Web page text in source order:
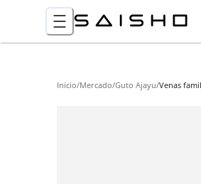
Inicio/Mercado/Guto Ajayu/Venas